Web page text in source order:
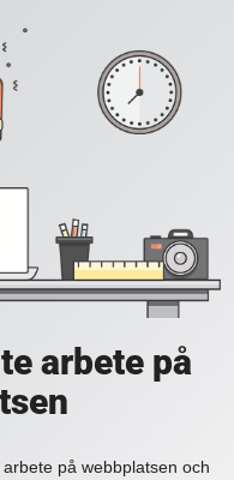
arbete på
på webbplatsen och